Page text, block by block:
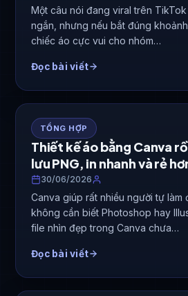
Một câu nói đang viral trên
ngắn, nhưng nếu bắt đúng
chiếc áo cực vui cho nhóm…
Đọc bài viết
TỔNG HỢP
Thiết kế áo bằng Canva
lưu PNG, in nhanh và rẻ
30/06/2026
Canva giúp rất nhiều người tự làm
không cần biết Photoshop hay
file nhìn đẹp trong Canva chưa…
Đọc bài viết